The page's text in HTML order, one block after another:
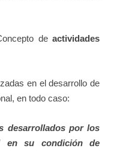
deactividades
en el desarrollo de
en todo caso:
por los
en su condición de